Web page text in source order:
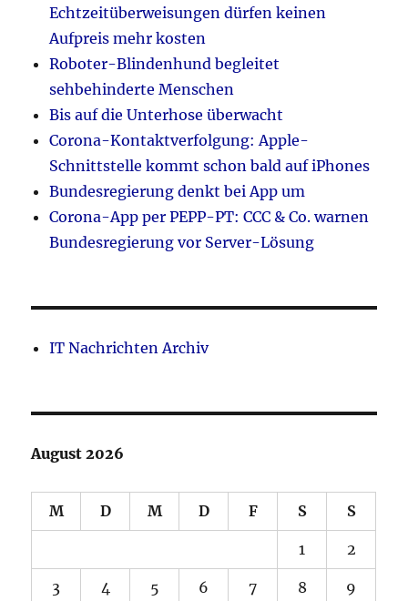
Echtzeitüberweisungen dürfen keinen
Aufpreis mehr kosten
Roboter-Blindenhund begleitet
sehbehinderte Menschen
Bis auf die Unterhose überwacht
Corona-Kontaktverfolgung: Apple-
Schnittstelle kommt schon bald auf iPhones
Bundesregierung denkt bei App um
Corona-App per PEPP-PT: CCC & Co. warnen
Bundesregierung vor Server-Lösung
IT Nachrichten Archiv
August 2026
M D M D F S S
1 2
3 4 5 6 7 8 9